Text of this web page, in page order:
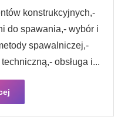
konstrukcyjnych,-
do spawania,- wybór i
spawalniczej,-
obsługa i...